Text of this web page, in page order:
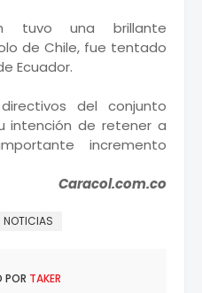
tuvo una brillante
de Chile, fue tentado
Ecuador.
del conjunto
intención de retener a
incremento
Caracol.com.co
NOTICIAS
POR TAKER